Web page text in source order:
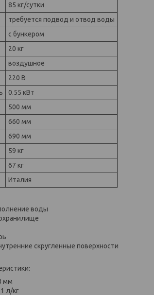
85 кг/сутки
требуется подвод и отвод воды
с бункером
20 кг
воздушное
220 В
0.55 кВт
500 мм
660 мм
690 мм
59 кг
67 кг
Италия
воды
скругленные поверхности
мм
л/кг